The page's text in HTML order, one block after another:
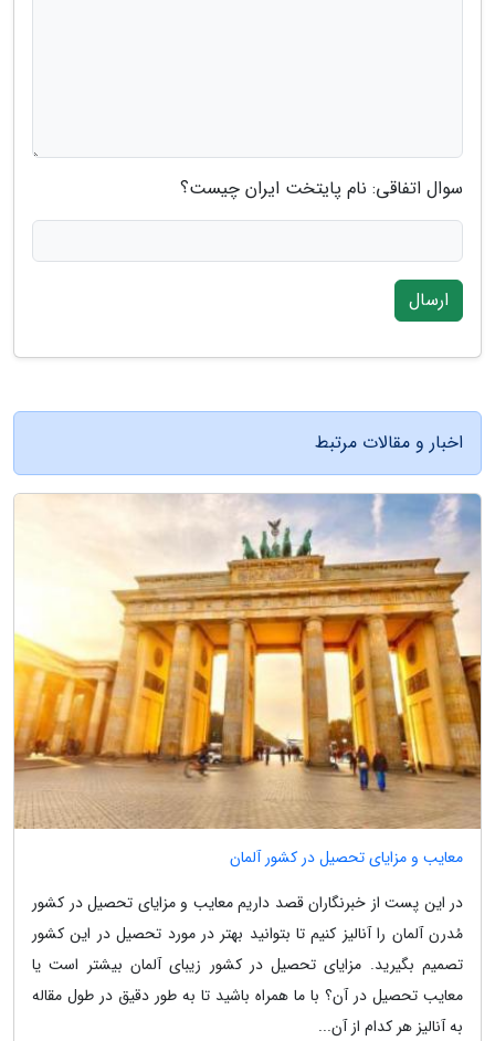
سوال اتفاقی: نام پایتخت ایران چیست؟
ارسال
اخبار و مقالات مرتبط
معایب و مزایای تحصیل در کشور آلمان
در این پست از خبرنگاران قصد داریم معایب و مزایای تحصیل در کشور
مُدرن آلمان را آنالیز کنیم تا بتوانید بهتر در مورد تحصیل در این کشور
تصمیم بگیرید. مزایای تحصیل در کشور زیبای آلمان بیشتر است یا
معایب تحصیل در آن؟ با ما همراه باشید تا به طور دقیق در طول مقاله
به آنالیز هر کدام از آن...